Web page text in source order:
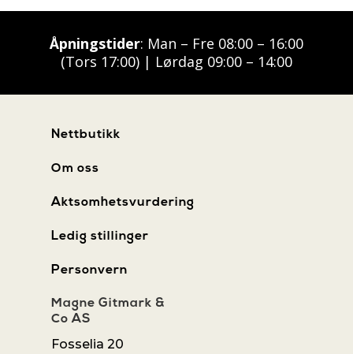
Åpningstider: Man – Fre 08:00 – 16:00
(Tors 17:00) | Lørdag 09:00 – 14:00
Nettbutikk
Om oss
Aktsomhetsvurdering
Ledig stillinger
Personvern
Magne Gitmark &
Co AS
Fosselia 20